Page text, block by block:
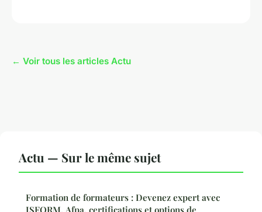
← Voir tous les articles Actu
Actu — Sur le même sujet
Formation de formateurs : Devenez expert avec
ISFORM, Afpa, certifications et options de